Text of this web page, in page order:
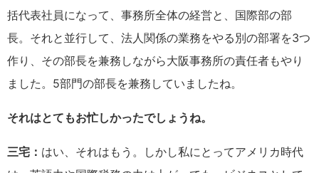
括代表社員になって、事務所全体の経営と、国際部の部
長。それと並行して、法人関係の業務をやる別の部署を3つ
作り、その部長を兼務しながら大阪事務所の責任者もやり
ました。5部門の部長を兼務していましたね。
それはとてもお忙しかったでしょうね。
三宅： はい、それはもう。しかし私にとってアメリカ時代